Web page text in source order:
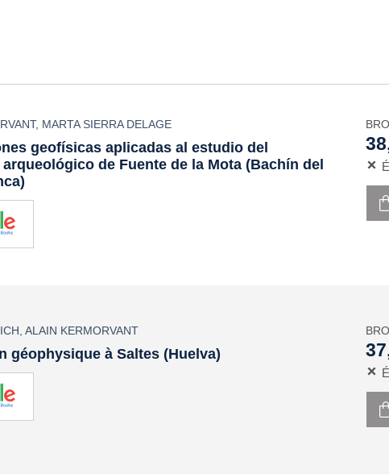
, MARTA SIERRA DELAGE
geofísicas aplicadas al estudio del
de Fuente de la Mota (Bachín del
,ALAIN KERMORVANT
géophysique à Saltes (Huelva)